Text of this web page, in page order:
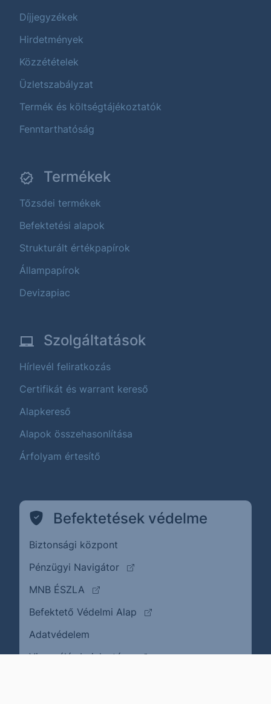
Díjjegyzékek
Hirdetmények
Közzétételek
Üzletszabályzat
Termék és költségtájékoztatók
Fenntarthatóság
Termékek
Tőzsdei termékek
Befektetési alapok
Strukturált értékpapírok
Állampapírok
Devizapiac
Szolgáltatások
Hírlevél feliratkozás
Certifikát és warrant kereső
Alapkereső
Alapok összehasonlítása
Árfolyam értesítő
Befektetések védelme
Biztonsági központ
Pénzügyi Navigátor
(külső oldalra ugrik)
MNB ÉSZLA
(külső oldalra ugrik)
Befektető Védelmi Alap
(külső oldalra ugrik)
Adatvédelem
Visszaélés bejelentése(külső oldalra ugrik)